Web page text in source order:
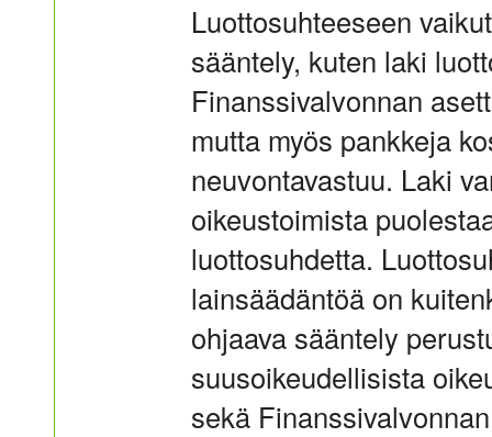
Luottosuhteeseen
sääntely, kuten laki
Finanssivalvonnan
mutta myös pankkeja
neuvontavastuu. Laki
oikeustoimista
luottosuhdetta.
lainsäädäntöä on
ohjaava sääntely
suusoikeudellisista
sekä